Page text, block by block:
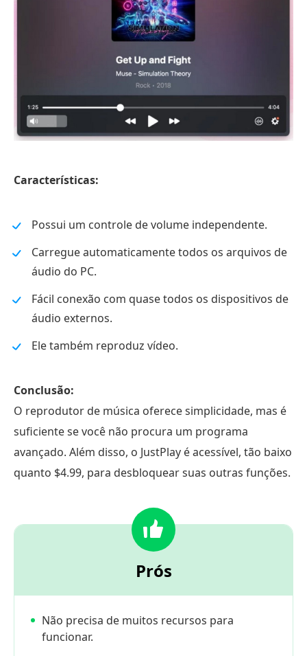
Características:
Possui um controle de volume independente.
Carregue automaticamente todos os arquivos de
áudio do PC.
Fácil conexão com quase todos os dispositivos de
áudio externos.
Ele também reproduz vídeo.
Conclusão:
O reprodutor de música oferece simplicidade, mas é
suficiente se você não procura um programa
avançado. Além disso, o JustPlay é acessível, tão baixo
quanto $4.99, para desbloquear suas outras funções.
Prós
Não precisa de muitos recursos para
funcionar.